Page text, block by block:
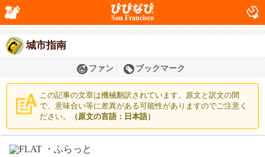
San Francisco
城市指南
ファン ブックマーク
この記事の文章は機械翻訳されています。原文と訳文の間
で、意味合い等に差異がある可能性がありますのでご注意く
ださい。
（原文の言語：日本語）